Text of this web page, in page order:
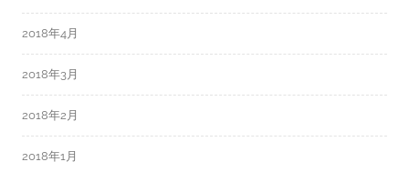
2018年4月
2018年3月
2018年2月
2018年1月